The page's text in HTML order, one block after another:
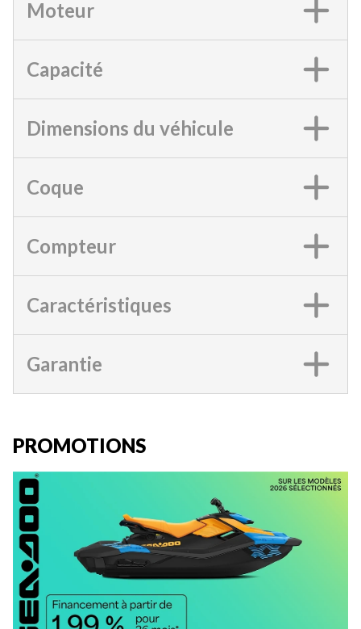
Moteur
Capacité
Dimensions du véhicule
Coque
Compteur
Caractéristiques
Garantie
PROMOTIONS